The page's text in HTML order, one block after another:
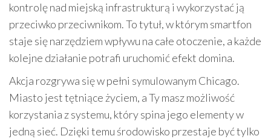
kontrolę nad miejską infrastrukturą i wykorzystać ją
przeciwko przeciwnikom. To tytuł, w którym smartfon
staje się narzędziem wpływu na całe otoczenie, a każde
kolejne działanie potrafi uruchomić efekt domina.
Akcja rozgrywa się w pełni symulowanym Chicago.
Miasto jest tętniące życiem, a Ty masz możliwość
korzystania z systemu, który spina jego elementy w
jedną sieć. Dzięki temu środowisko przestaje być tylko